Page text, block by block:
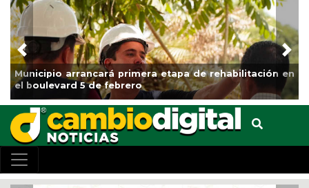
primera etapa de rehabilitación en
5 de febrero
Impulsa
Clases
Previous